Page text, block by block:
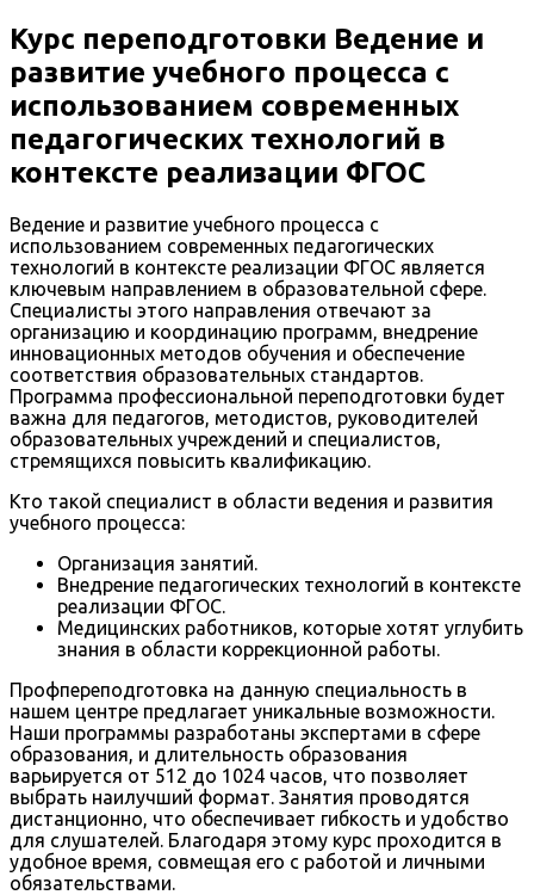
Курс переподготовки Ведение и
развитие учебного процесса с
использованием современных
педагогических технологий в
контексте реализации ФГОС
Ведение и развитие учебного процесса с
использованием современных педагогических
технологий в контексте реализации ФГОС является
ключевым направлением в образовательной сфере.
Специалисты этого направления отвечают за
организацию и координацию программ, внедрение
инновационных методов обучения и обеспечение
соответствия образовательных стандартов.
Программа профессиональной переподготовки будет
важна для педагогов, методистов, руководителей
образовательных учреждений и специалистов,
стремящихся повысить квалификацию.
Кто такой специалист в области ведения и развития
учебного процесса:
Организация занятий.
Внедрение педагогических технологий в контексте
реализации ФГОС.
Медицинских работников, которые хотят углубить
знания в области коррекционной работы.
Профпереподготовка на данную специальность в
нашем центре предлагает уникальные возможности.
Наши программы разработаны экспертами в сфере
образования, и длительность образования
варьируется от 512 до 1024 часов, что позволяет
выбрать наилучший формат. Занятия проводятся
дистанционно, что обеспечивает гибкость и удобство
для слушателей. Благодаря этому курс проходится в
удобное время, совмещая его с работой и личными
обязательствами.